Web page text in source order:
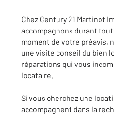
Chez Century 21 Martinot
accompagnons durant
moment de votre préavis,
une visite conseil du bien
réparations qui vous
locataire.
Si vous cherchez une
accompagnent dans la